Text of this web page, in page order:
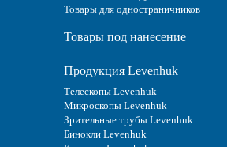
Товары для одностраничников
Товары под нанесение
Продукция Levenhuk
Телескопы Levenhuk
Микроскопы Levenhuk
Зрительные трубы Levenhuk
Бинокли Levenhuk